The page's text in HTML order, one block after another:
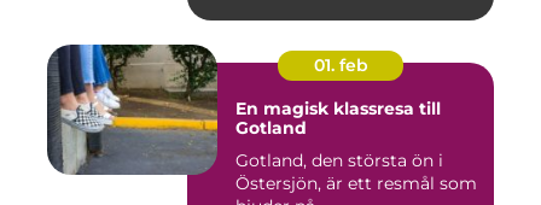
01. feb
En magisk klassresa till
Gotland
Gotland, den största ön i
Östersjön, är ett resmål som